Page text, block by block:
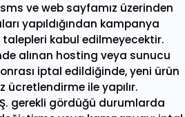
ve web sayfamız üzerinden
yapıldığından kampanya
kabul edilmeyecektir.
alınan hosting veya sunucu
iptal edildiğinde, yeni ürün
ücretlendirme ile yapılır.
gerekli gördüğü durumlarda